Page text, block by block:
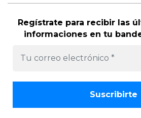
Regístrate para recibir las
informaciones en tu